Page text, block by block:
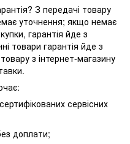
З передачі товару
уточнення; якщо немає
гарантія йде з
товари гарантія йде з
з інтернет-магазину
сервісних
доплати;